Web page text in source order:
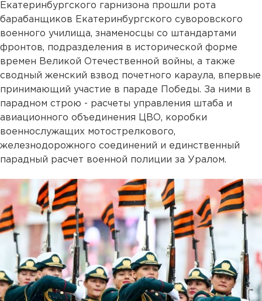
Екатеринбургского гарнизона прошли рота
барабанщиков Екатеринбургского суворовского
военного училища, знаменосцы со штандартами
фронтов, подразделения в исторической форме
времен Великой Отечественной войны, а также
сводный женский взвод почетного караула, впервые
принимающий участие в параде Победы. За ними в
парадном строю - расчеты управления штаба и
авиационного объединения ЦВО, коробки
военнослужащих мотострелкового,
железнодорожного соединений и единственный
парадный расчет военной полиции за Уралом.